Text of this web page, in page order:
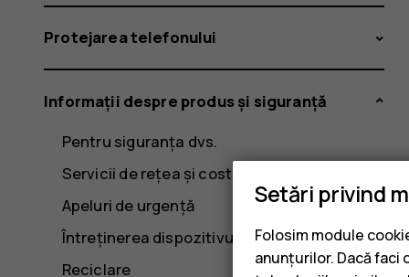
Protejarea telefonului
Informații despre produs și siguranță
Pentru siguranța dvs.
Servicii de rețea și costuri
Apeluri de urgență
Întreținerea dispozitivului
Reciclare
Setări privind
Folosim module
anunțurilor. Dacă faci